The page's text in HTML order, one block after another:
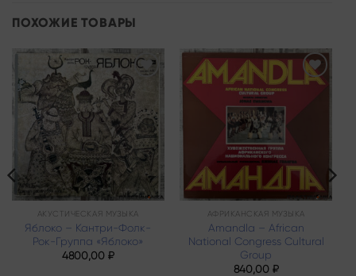
ПОХОЖИЕ ТОВАРЫ
Add to
wishlist
АКУСТИЧЕСКАЯ МУЗЫКА
Яблоко – Кантри-Фолк-
Рок-Группа «Яблоко»
4800,00 ₽
Add to
АФРИКАНСКАЯ МУЗЫКА
Amandla – African
National Congress Cultural
Group
840,00 ₽